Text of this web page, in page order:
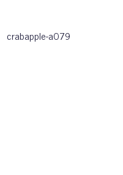
crabapple-a079